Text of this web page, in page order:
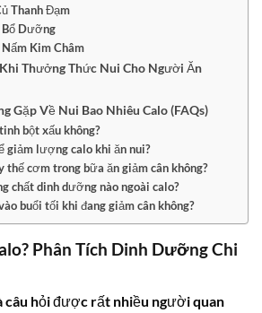
Thanh Đạm
Dưỡng
Kim Châm
Thưởng Thức Nui Cho Người Ăn
Gặp Về Nui Bao Nhiêu Calo (FAQs)
bột xấu không?
giảm lượng calo khi ăn nui?
thế cơm trong bữa ăn giảm cân không?
chất dinh dưỡng nào ngoài calo?
buổi tối khi đang giảm cân không?
Phân Tích Dinh Dưỡng Chi
câu hỏi được rất nhiều người quan